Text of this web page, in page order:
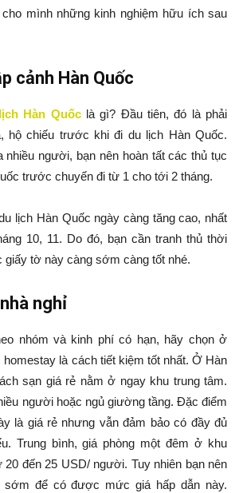
cho mình những kinh nghiệm hữu ích sau
cảnh Hàn Quốc
Hàn Quốclà gì? Đầu tiên, đó là phải
hộ chiếu trước khi đi du lịch Hàn Quốc.
nhiều người, bạn nên hoàn tất các thủ tục
trước chuyến đi từ 1 cho tới 2 tháng.
lịch Hàn Quốc ngày càng tăng cao, nhất
10, 11. Do đó, bạn cần tranh thủ thời
giấy tờ này càng sớm càng tốt nhé.
nghỉ
nhóm và kinh phí có hạn, hãy chọn ở
homestay là cách tiết kiệm tốt nhất. Ở Hàn
sạn giá rẻ nằm ở ngay khu trung tâm.
người hoặc ngủ giường tầng. Đặc điểm
là giá rẻ nhưng vẫn đảm bảo có đầy đủ
Trung bình, giá phòng một đêm ở khu
20 đến 25 USD/ người. Tuy nhiên bạn nên
sớm để có được mức giá hấp dẫn này.